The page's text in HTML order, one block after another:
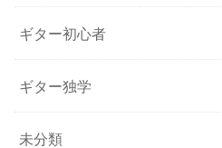
ギター初心者
ギター独学
未分類